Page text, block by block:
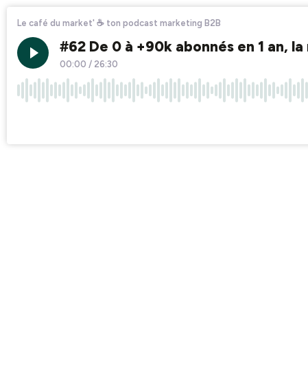
Le café du market' ☕ ton podcast marketing B2B
#62 De 0 à +90k abonnés en 1 an,
00:00 / 26:30